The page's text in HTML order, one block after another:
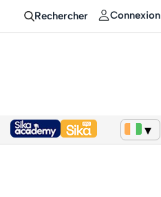
Rechercher Connexion